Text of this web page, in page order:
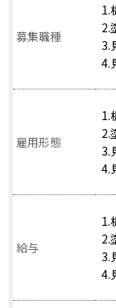
募集職種
1.
2.
3.
4.
雇用形態
1.
2.
3.
4.
給与
1.
2.
3.
4.